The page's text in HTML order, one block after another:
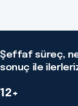
Şeffaf süreç,
sonuç ile
12+